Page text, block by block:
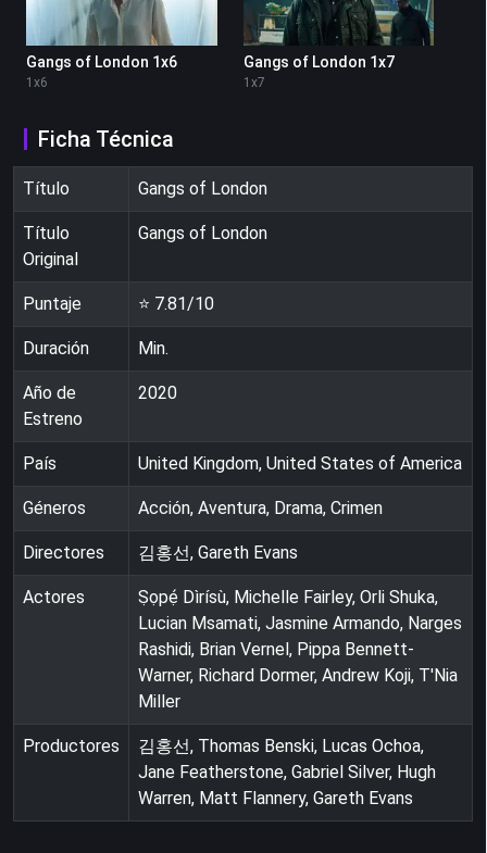
Gangs of London 1x6
1 x6
Gangs of London 1x7
1 x7
Ficha Técnica
Título Gangs of London
Título
Original
Gangs of London
Puntaje ⭐ 7.81/10
Duración Min.
Año de
Estreno
2020
País United Kingdom, United States of America
Géneros Acción, Aventura, Drama, Crimen
Directores 김홍선, Gareth Evans
Actores
Ṣọpẹ́ Dìrísù, Michelle Fairley, Orli Shuka,
Lucian Msamati, Jasmine Armando, Narges
Rashidi, Brian Vernel, Pippa Bennett-
Warner, Richard Dormer, Andrew Koji, T'Nia
Miller
Productores
김홍선, Thomas Benski, Lucas Ochoa,
Jane Featherstone, Gabriel Silver, Hugh
Warren, Matt Flannery, Gareth Evans